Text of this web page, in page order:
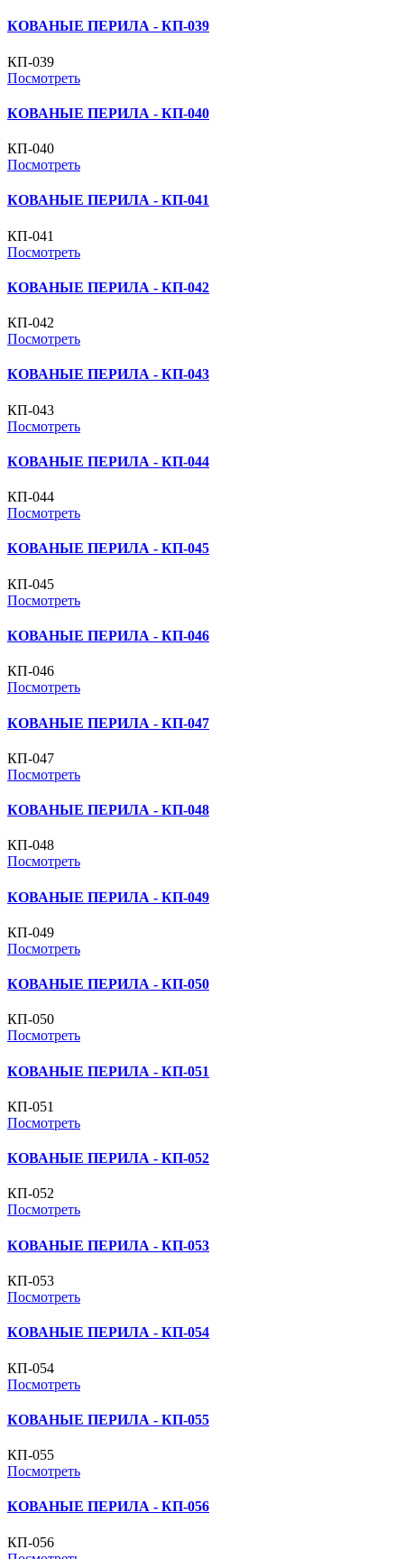
КОВАНЫЕ ПЕРИЛА - КП-039
КП-039
Посмотреть
КОВАНЫЕ ПЕРИЛА - КП-040
КП-040
Посмотреть
КОВАНЫЕ ПЕРИЛА - КП-041
КП-041
Посмотреть
КОВАНЫЕ ПЕРИЛА - КП-042
КП-042
Посмотреть
КОВАНЫЕ ПЕРИЛА - КП-043
КП-043
Посмотреть
КОВАНЫЕ ПЕРИЛА - КП-044
КП-044
Посмотреть
КОВАНЫЕ ПЕРИЛА - КП-045
КП-045
Посмотреть
КОВАНЫЕ ПЕРИЛА - КП-046
КП-046
Посмотреть
КОВАНЫЕ ПЕРИЛА - КП-047
КП-047
Посмотреть
КОВАНЫЕ ПЕРИЛА - КП-048
КП-048
Посмотреть
КОВАНЫЕ ПЕРИЛА - КП-049
КП-049
Посмотреть
КОВАНЫЕ ПЕРИЛА - КП-050
КП-050
Посмотреть
КОВАНЫЕ ПЕРИЛА - КП-051
КП-051
Посмотреть
КОВАНЫЕ ПЕРИЛА - КП-052
КП-052
Посмотреть
КОВАНЫЕ ПЕРИЛА - КП-053
КП-053
Посмотреть
КОВАНЫЕ ПЕРИЛА - КП-054
КП-054
Посмотреть
КОВАНЫЕ ПЕРИЛА - КП-055
КП-055
Посмотреть
КОВАНЫЕ ПЕРИЛА - КП-056
КП-056